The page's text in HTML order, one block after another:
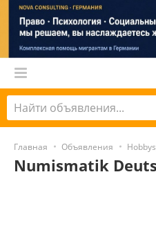
Главная Объявления
Numismatik